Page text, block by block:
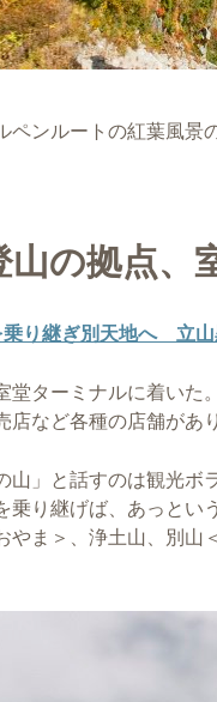
ペンルートの紅葉風景
山の拠点、
乗り継ぎ別天地へ 立山
堂ターミナルに着い
など各種の店舗があ
山」と話すのは観光
乗り継げば、あっと
やま＞、浄土山、別